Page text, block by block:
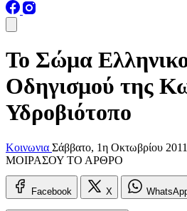
Το Σώμα
Οδηγισμού της
Υδροβιότοπο
Κοινωνια Σάββατο, 1η Οκτωβρίου 2011
ΜΟΙΡΑΣΟΥ ΤΟ ΑΡΘΡΟ
Facebook X